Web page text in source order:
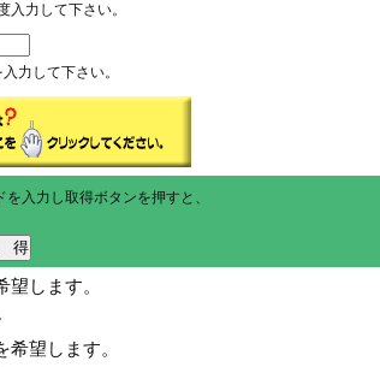
力して下さい。
力して下さい。
入力し取得ボタンを押すと、
します。
望します。